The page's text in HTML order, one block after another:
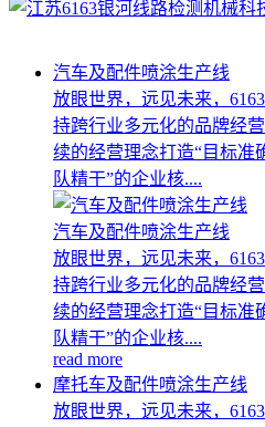
汽车及配件喷涂生产线
放眼世界，远见未来，
持跨行业多元化的品牌经
续的经营理念打造“目标准
队精干”的企业核....
汽车及配件喷涂生产线
放眼世界，远见未来，
持跨行业多元化的品牌经
续的经营理念打造“目标准
队精干”的企业核....
read more
摩托车及配件喷涂生产线
放眼世界，远见未来，